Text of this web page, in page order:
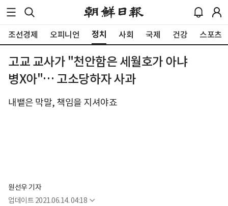
조선경제 오피니언 정치 사회 국제 건강 스포츠
고교 교사가 "천안함은 세월호가 아냐
병X아"… 고소당하자 사과
내뱉은 막말, 책임을 지셔야죠
원선우 기자
업데이트 2021.06.14. 04:18